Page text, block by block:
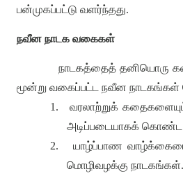
பன்முகப்பட்டு வளர்ந்தது.
நவீன நாடக வகைகள்
நாடகத்தைத் தனியொரு
மூன்று வகைப்பட்ட நவீன
1.
வரலாற்றுக்
அடிப்படையாகக் கொண்ட
2.
யாழ்ப்பாண
மொழிவழக்கு நாடகங்கள்.